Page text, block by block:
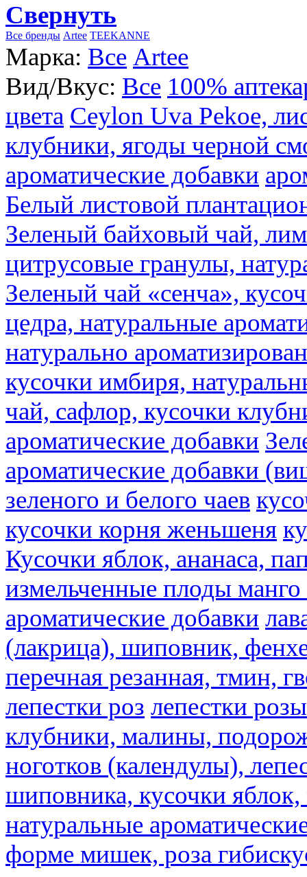
Свернуть
Все бренды Artee TEEKANNE
Марка: Все Artee
Вид/Вкус: Все 100%
цвета Ceylon Uva Pekoe,
клубники, ягоды черной
ароматические добавки
Белый листовой
Зеленый байховый чай,
цитрусовые гранулы,
Зеленый чай «сенча»,
цедра, натуральные
натурально
кусочки имбиря,
чай, сафлор, кусочки
ароматические добавки
ароматические добавки
зеленого и белого чаев
кусочки корня женьшеня
Кусочки яблок, ананаса,
измельченные плоды
ароматические добавки
(лакрица), шиповник,
перечная резанная, тмин,
лепестки роз лепестки розы
клубники, малины,
ноготков (календулы),
шиповника, кусочки
натуральные
форме мишек, роза